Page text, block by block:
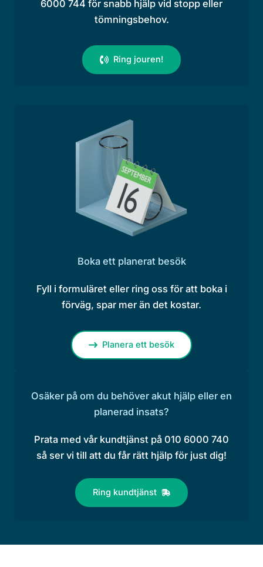
6000 744 för snabb hjälp vid stopp eller
tömningsbehov.
Ring jouren!
Boka ett planerat besök
Fyll i formuläret eller ring oss för att boka i
förväg, spar mer än det kostar.
Planera ett besök
Osäker på om du behöver akut hjälp eller en
planerad insats?
Prata med vår kundtjänst på 010 6000 740
så ser vi till att du får rätt hjälp för just dig!
Ring kundtjänst